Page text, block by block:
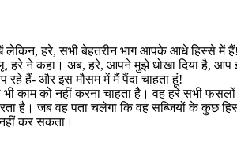
लेकिन, हरे, सभी बेहतरीन भाग आपके आधे हिस्से में
हरे ने कहा। अब, हरे, आपने मुझे धोखा दिया है, आप
रहे हैं- और इस मौसम में मैं पैंदा चाहता हूं!
भी काम को नहीं करना चाहता है। वह हरे सभी
है। जब वह पता चलेगा कि वह सब्जियों के कुछ
कर सकता।